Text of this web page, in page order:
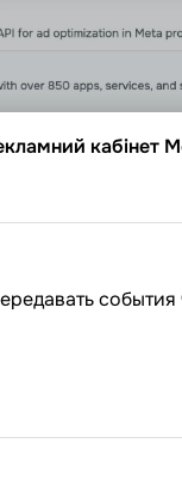
кабінет